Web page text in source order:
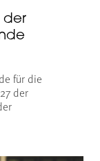
der
für die
der